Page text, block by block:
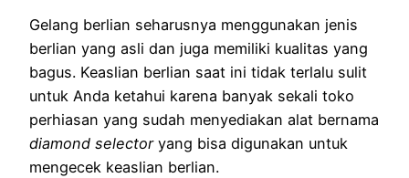
Gelang berlian seharusnya menggunakan jenis
berlian yang asli dan juga memiliki kualitas yang
bagus. Keaslian berlian saat ini tidak terlalu sulit
untuk Anda ketahui karena banyak sekali toko
perhiasan yang sudah menyediakan alat bernama
diamond selector yang bisa digunakan untuk
mengecek keaslian berlian.